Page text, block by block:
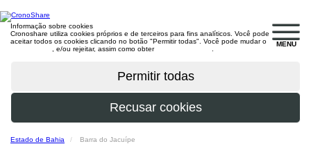
MENU
Informação sobre cookies
Cronoshare utiliza cookies próprios e de terceiros para fins analíticos. Você pode
aceitar todos os cookies clicando no botão "Permitir todas". Você pode mudar o
, e/ou rejeitar, assim como obter
Estado de Bahia Barra do Jacuípe